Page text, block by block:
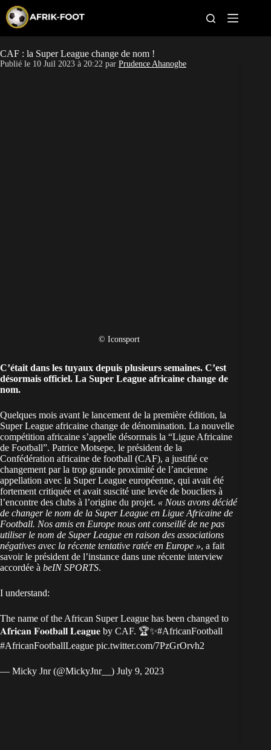
p
o
c
CAN féminine
CAF : la Super League change de nom !
Publié le 10 Juil 2023 à 20:22 par Prudence Ahanogbe
© Iconsport
C’était dans les tuyaux depuis plusieurs semaines. C’est
désormais officiel. La Super League africaine change de
nom.
Quelques mois avant le lancement de la première édition, la
Super League africaine change de dénomination. La nouvelle
compétition africaine s’appelle désormais la “Ligue Africaine
de Football”. Patrice Motsepe, le président de la
Confédération africaine de football (CAF), a justifié ce
changement par la trop grande proximité de l’ancienne
appellation avec la Super League européenne, qui avait été
fortement critiquée et avait suscité une levée de boucliers à
l’encontre des clubs à l’origine du projet. « Nous avons décidé
de changer le nom de la Super League en Ligue Africaine de
Football. Nos amis en Europe nous ont conseillé de ne pas
utiliser le nom de Super League en raison des associations
négatives avec la récente tentative ratée en Europe », a fait
savoir le président de l’instance dans une récente interview
accordée à beIN SPORTS.
I understand:
The name of the African Super League has been changed to
𝐀𝐟𝐫𝐢𝐜𝐚𝐧 𝐅𝐨𝐨𝐭𝐛𝐚𝐥𝐥 𝐋𝐞𝐚𝐠𝐮𝐞 by CAF. 🏆✨#AfricanFootball
#AfricanFootballLeague pic.twitter.com/7PzGrOrvh2
— Micky Jnr (@MickyJnr__) July 9, 2023